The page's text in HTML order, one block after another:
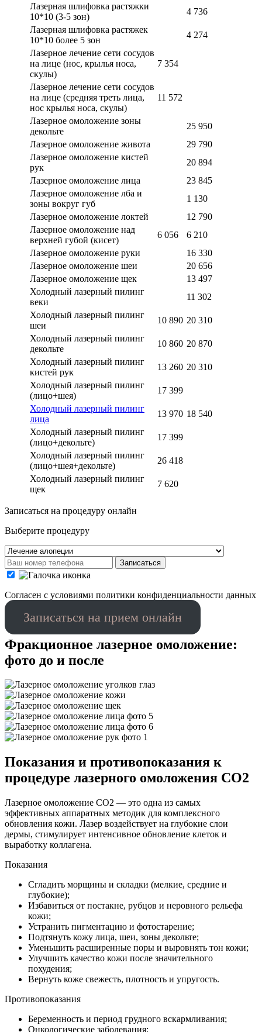
Лазерная шлифовка растяжки
10*10 (3-5 зон)
4 736
Лазерная шлифовка растяжек
10*10 более 5 зон
4 274
Лазерное лечение сети сосудов
на лице (нос, крылья носа,
скулы)
7 354
Лазерное лечение сети сосудов
на лице (средняя треть лица,
нос крылья носа, скулы)
11 572
Лазерное омоложение зоны
декольте
25 950
Лазерное омоложение живота
29 790
Лазерное омоложение кистей
рук
20 894
Лазерное омоложение лица
23 845
Лазерное омоложение лба и
зоны вокруг губ
1 130
Лазерное омоложение локтей
12 790
Лазерное омоложение над
верхней губой (кисет)
6 056
6 210
Лазерное омоложение руки
16 330
Лазерное омоложение шеи
20 656
Лазерное омоложение щек
13 497
Холодный лазерный пилинг
веки
11 302
Холодный лазерный пилинг
шеи
10 890 20 310
Холодный лазерный пилинг
декольте
10 860 20 870
Холодный лазерный пилинг
кистей рук
13 260 20 310
Холодный лазерный пилинг
(лицо+шея)
17 399
Холодный лазерный пилинг
лица
13 970 18 540
Холодный лазерный пилинг
(лицо+декольте)
17 399
Холодный лазерный пилинг
(лицо+шея+декольте)
26 418
Холодный лазерный пилинг
щек
7 620
Записаться на процедуру онлайн
Выберите процедуру
Записаться
Cогласен с условиями политики конфиденциальности данных
Записаться на прием онлайн
Фракционное лазерное омоложение:
фото до и после
Показания и противопоказания к
процедуре лазерного омоложения CO2
Лазерное омоложение CO2 — это одна из самых
эффективных аппаратных методик для комплексного
обновления кожи. Лазер воздействует на глубокие слои
дермы, стимулирует интенсивное обновление клеток и
выработку коллагена.
Показания
Сгладить морщины и складки (мелкие, средние и
глубокие);
Избавиться от постакне, рубцов и неровного рельефа
кожи;
Устранить пигментацию и фотостарение;
Подтянуть кожу лица, шеи, зоны декольте;
Уменьшить расширенные поры и выровнять тон кожи;
Улучшить качество кожи после значительного
похудения;
Вернуть коже свежесть, плотность и упругость.
Противопоказания
Беременность и период грудного вскармливания;
Онкологические заболевания;